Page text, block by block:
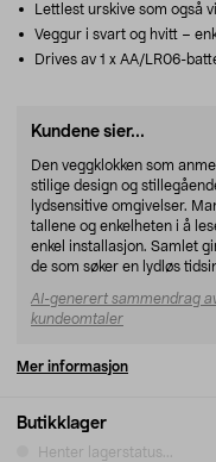
Butikklager
Henter lagerstatus...
Lettlest urskive som også
Veggur i svart og hvitt –
Drives av 1 x AA/LR06-
Kundene sier...
Den veggklokken som
stilige design og
lydsensitive omgivelser.
tallene og enkelheten i å
enkel installasjon. Samlet
de som søker en lydløs
AI-generert sammendrag
kundeomtaler
Mer informasjon